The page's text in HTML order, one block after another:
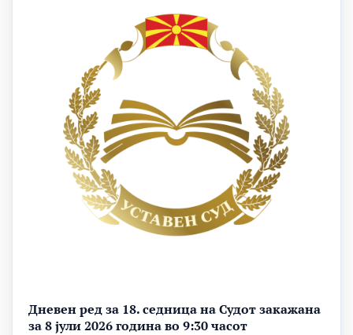
Дневен ред за 18. седница на Судот закажана
за 8 јули 2026 година во 9:30 часот